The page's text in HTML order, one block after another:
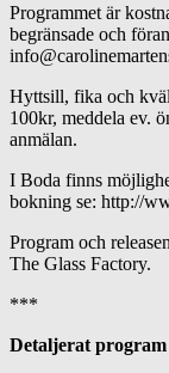
Programmet är
begränsade och
Hyttsill, fika och
100kr, meddela ev.
anmälan.
I Boda finns
bokning se: http://
Program och
The Glass Factory.
***
Detaljerat program